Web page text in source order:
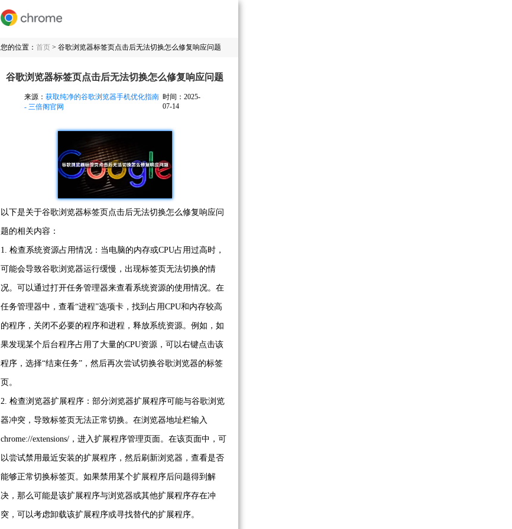
您的位置： 首页 > 谷歌浏览器标签页点击后无法切换怎么修复响应问题
谷歌浏览器标签页点击后无法切换怎么修复响应问题
来源： 获取纯净的谷歌浏览器手机优化指南
- 三倍阁官网
时间：2025-
07-14
以下是关于谷歌浏览器标签页点击后无法切换怎么修复响应问
题的相关内容：
1. 检查系统资源占用情况：当电脑的内存或CPU占用过高时，
可能会导致谷歌浏览器运行缓慢，出现标签页无法切换的情
况。可以通过打开任务管理器来查看系统资源的使用情况。在
任务管理器中，查看“进程”选项卡，找到占用CPU和内存较高
的程序，关闭不必要的程序和进程，释放系统资源。例如，如
果发现某个后台程序占用了大量的CPU资源，可以右键点击该
程序，选择“结束任务”，然后再次尝试切换谷歌浏览器的标签
页。
2. 检查浏览器扩展程序：部分浏览器扩展程序可能与谷歌浏览
器冲突，导致标签页无法正常切换。在浏览器地址栏输入
chrome://extensions/，进入扩展程序管理页面。在该页面中，可
以尝试禁用最近安装的扩展程序，然后刷新浏览器，查看是否
能够正常切换标签页。如果禁用某个扩展程序后问题得到解
决，那么可能是该扩展程序与浏览器或其他扩展程序存在冲
突，可以考虑卸载该扩展程序或寻找替代的扩展程序。